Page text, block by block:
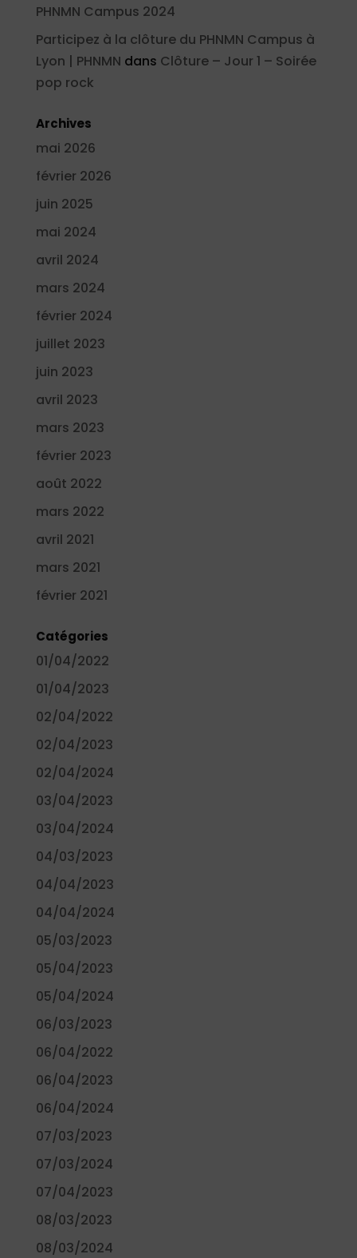
PHNMN Campus 2024
Participez à la clôture du PHNMN Campus à
Lyon | PHNMN dans Clôture – Jour 1 – Soirée
pop rock
Archives
mai 2026
février 2026
juin 2025
mai 2024
avril 2024
mars 2024
février 2024
juillet 2023
juin 2023
avril 2023
mars 2023
février 2023
août 2022
mars 2022
avril 2021
mars 2021
février 2021
Catégories
01/04/2022
01/04/2023
02/04/2022
02/04/2023
02/04/2024
03/04/2023
03/04/2024
04/03/2023
04/04/2023
04/04/2024
05/03/2023
05/04/2023
05/04/2024
06/03/2023
06/04/2022
06/04/2023
06/04/2024
07/03/2023
07/03/2024
07/04/2023
08/03/2023
08/03/2024